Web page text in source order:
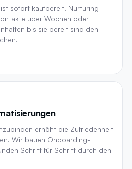
sofort kaufbereit. Nurturing-
über Wochen oder
bis sie bereit sind den
erhöht die Zufriedenheit
Wir bauen Onboarding-
Schritt für Schritt durch den